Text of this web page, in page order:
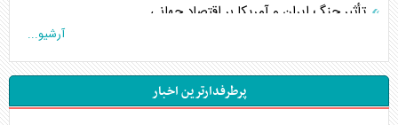
تأثیر جنگ ایران و آمریکا بر اقتصاد جهانی
تخریب پل‌ها در اوکراین و فروپاشی روایت دوگانه غرب
اربعین، کابوس مشترک تل‌آویو-واشنگتن
آرشیو...
پرطرفدارترین اخبار